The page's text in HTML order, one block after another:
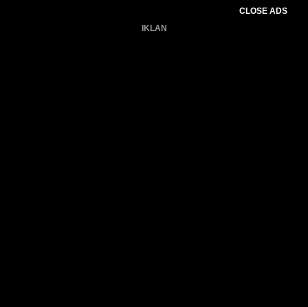
CLOSE ADS
IKLAN